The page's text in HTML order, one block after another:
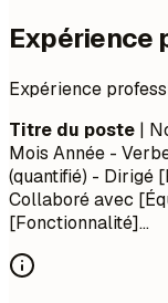
Expérience
Expérience
Titre du poste |
Mois Année -
(quantifié) - Dirigé
Collaboré avec
[Fonctionnalité]...